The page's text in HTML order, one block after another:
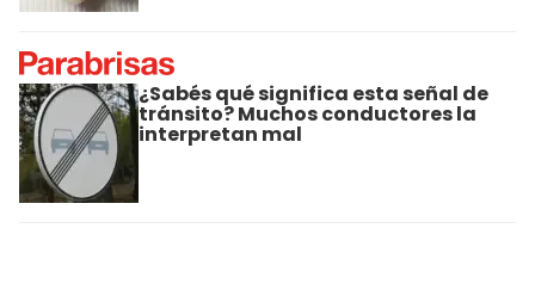
¿Sabés qué significa esta señal de
tránsito? Muchos conductores la
interpretan mal